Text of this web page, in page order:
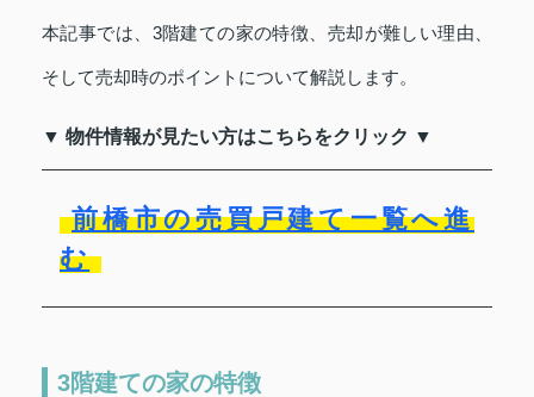
本記事では、3階建ての家の特徴、売却が難しい理由、
そして売却時のポイントについて解説します。
▼ 物件情報が見たい方はこちらをクリック ▼
前橋市の売買戸建て一覧へ進
む
3階建ての家の特徴